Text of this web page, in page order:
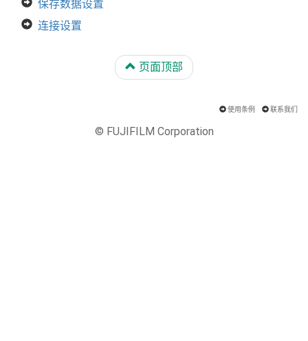
保存数据设置
连接设置
页面顶部
使用条例 联系我们
© FUJIFILM Corporation